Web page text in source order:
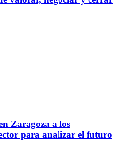
Zaragoza a los
para analizar el futuro